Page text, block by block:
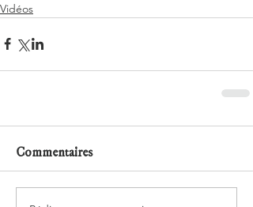
Vidéos
Commentaires